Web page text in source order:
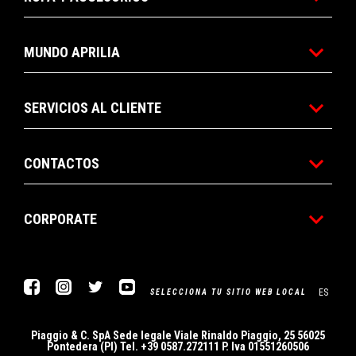
MUNDO APRILIA
SERVICIOS AL CLIENTE
CONTACTOS
CORPORATE
FacebookInstagram
Twitter YouTube
SELECCIONA TU SITIO WEB LOCAL ES
Piaggio & C. SpA Sede legale Viale Rinaldo Piaggio, 25 56025
Pontedera (PI) Tel. +39 0587.272111 P. Iva 01551260506